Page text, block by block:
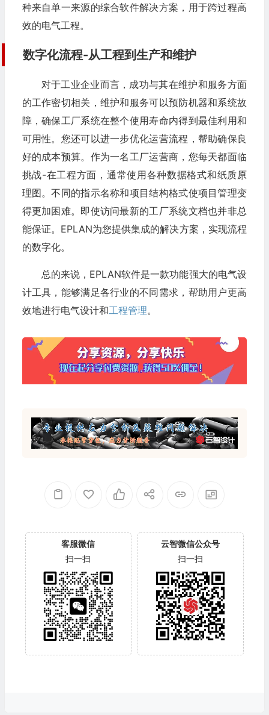
种来自单一来源的综合软件解决方案，用于跨过程高
效的电气工程。
数字化流程-从工程到生产和维护
对于工业企业而言，成功与其在维护和服务方面
的工作密切相关，维护和服务可以预防机器和系统故
障，确保工厂系统在整个使用寿命内得到最佳利用和
可用性。您还可以进一步优化运营流程，帮助确保良
好的成本预算。作为一名工厂运营商，您每天都面临
挑战-在工程方面，通常使用各种数据格式和纸质原
理图。不同的指示名称和项目结构格式使项目管理变
得更加困难。即使访问最新的工厂系统文档也并非总
能保证。EPLAN为您提供集成的解决方案，实现流程
的数字化。
总的来说，EPLAN软件是一款功能强大的电气设
计工具，能够满足各行业的不同需求，帮助用户更高
效地进行电气设计和工程管理。
客服微信
扫一扫
云智微信公众号
扫一扫